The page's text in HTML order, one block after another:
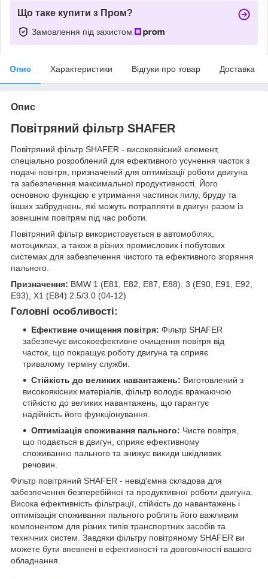
Що таке купити з Пром?
Замовлення під захистом
Опис Характеристики Відгуки про товар Доставка
Опис
Повітряний фільтр SHAFER
Повітряний фільтр SHAFER - високоякісний елемент,
спеціально розроблений для ефективного усунення часток з
подачі повітря, призначений для оптимізації роботи двигуна
та забезпечення максимальної продуктивності. Його
основною функцією є утримання частинок пилу, бруду та
інших забруднень, які можуть потрапляти в двигун разом із
зовнішнім повітрям під час роботи.
Повітряний фільтр використовується в автомобілях,
мотоциклах, а також в різних промислових і побутових
системах для забезпечення чистого та ефективного згоряння
пального.
Призначення: BMW 1 (E81, E82, E87, E88), 3 (E90, E91, E92,
E93), X1 (E84) 2.5/3.0 (04-12)
Головні особливості:
Ефективне очищення повітря: Фільтр SHAFER
забезпечує високоефективне очищення повітря від
часток, що покращує роботу двигуна та сприяє
тривалому терміну служби.
Стійкість до великих навантажень: Виготовлений з
високоякісних матеріалів, фільтр володіє вражаючою
стійкістю до великих навантажень, що гарантує
надійність його функціонування.
Оптимізація споживання пального: Чисте повітря,
що подається в двигун, сприяє ефективному
споживанню пального та знижує викиди шкідливих
речовин.
Фільтр повітряний SHAFER - невід'ємна складова для
забезпечення безперебійної та продуктивної роботи двигуна.
Висока ефективність фільтрації, стійкість до навантажень і
оптимізація споживання пального роблять його важливим
компонентом для різних типів транспортних засобів та
технічних систем. Завдяки фільтру повітряному SHAFER ви
можете бути впевнені в ефективності та довговічності вашого
обладнання.